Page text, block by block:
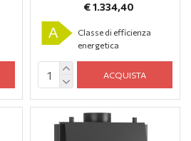
€ 1.334,40
A
Classe di efficienza
energetica
ACQUISTA